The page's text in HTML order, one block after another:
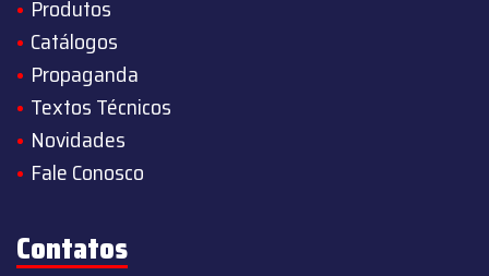
Produtos
Catálogos
Propaganda
Textos Técnicos
Novidades
Fale Conosco
Contatos